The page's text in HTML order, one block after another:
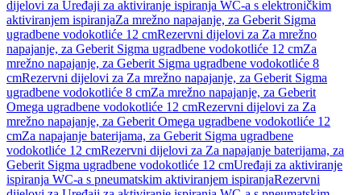
dijelovi za Uređaji za aktiviranje ispiranja WC-a s elektroničkim
aktiviranjem ispiranjaZa mrežno napajanje, za Geberit Sigma
ugradbene vodokotliće 12 cmRezervni dijelovi za Za mrežno
napajanje, za Geberit Sigma ugradbene vodokotliće 12 cmZa
mrežno napajanje, za Geberit Sigma ugradbene vodokotliće 8
cmRezervni dijelovi za Za mrežno napajanje, za Geberit Sigma
ugradbene vodokotliće 8 cmZa mrežno napajanje, za Geberit
Omega ugradbene vodokotliće 12 cmRezervni dijelovi za Za
mrežno napajanje, za Geberit Omega ugradbene vodokotliće 12
cmZa napajanje baterijama, za Geberit Sigma ugradbene
vodokotliće 12 cmRezervni dijelovi za Za napajanje baterijama, za
Geberit Sigma ugradbene vodokotliće 12 cmUređaji za aktiviranje
ispiranja WC-a s pneumatskim aktiviranjem ispiranjaRezervni